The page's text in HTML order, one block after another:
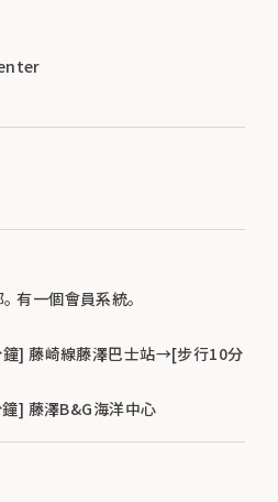
有一個會員系統。
] 藤崎線藤澤巴士站→[步行10分
] 藤澤B&G海洋中心